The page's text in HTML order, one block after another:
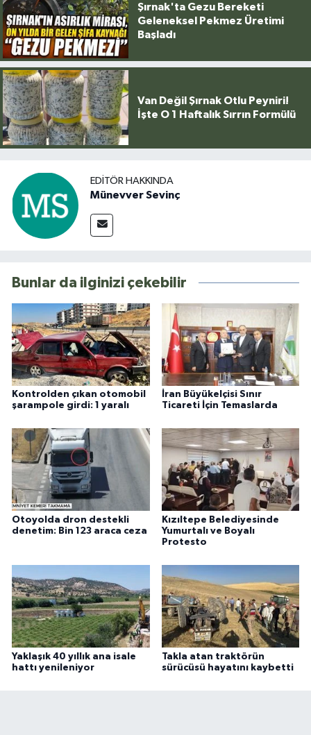
Şırnak'ta Gezu Bereketi
Geleneksel Pekmez Üretimi
Başladı
Van Değil Şırnak Otlu Peyniri!
İşte O 1 Haftalık Sırrın Formülü
EDITÖR HAKKINDA
Münevver Sevinç
Bunlar da ilginizi çekebilir
Kontrolden çıkan otomobil
şarampole girdi: 1 yaralı
İran Büyükelçisi Sınır
Ticareti İçin Temaslarda
Otoyolda dron destekli
denetim: Bin 123 araca ceza
Kızıltepe Belediyesinde
Yumurtalı ve Boyalı
Protesto
Yaklaşık 40 yıllık ana isale
hattı yenileniyor
Takla atan traktörün
sürücüsü hayatını kaybetti